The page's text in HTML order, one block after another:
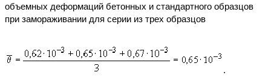
объемных деформаций бетонных и стандартного образцов
при замораживании для серии из трех образцов
.